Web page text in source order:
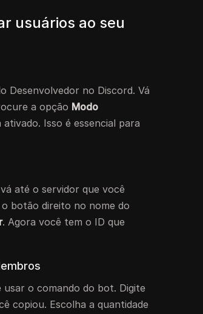
usuários ao seu
Desenvolvedor no Discord. Vá
a opção Modo
Isso é essencial para
até o servidor que você
o botão direito no nome do
. Agora você tem o ID que
o comando do bot. Digite
copiou. Escolha a quantidade